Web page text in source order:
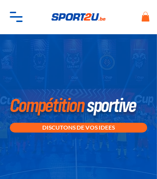
Compétitionsportive
DISCUTONS DE VOS IDEES